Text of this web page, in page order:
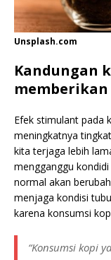
Unsplash.com
Kandungan
Efek stimulant pada
meningkatnya
kita terjaga lebih
mengganggu
normal akan
menjaga kondisi
karena konsumsi
“Konsumsi kopi